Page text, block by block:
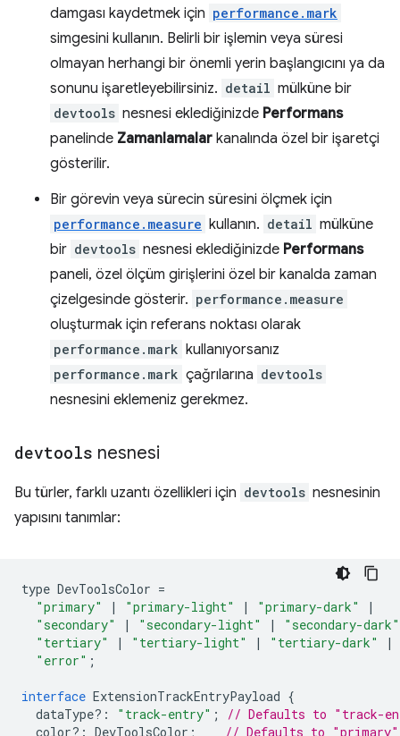
damgası kaydetmek için performance.mark
simgesini kullanın. Belirli bir işlemin veya süresi
olmayan herhangi bir önemli yerin başlangıcını ya da
sonunu işaretleyebilirsiniz. detail mülküne bir
devtools nesnesi eklediğinizde Performans
panelinde Zamanlamalar kanalında özel bir işaretçi
gösterilir.
Bir görevin veya sürecin süresini ölçmek için
performance.measure kullanın. detail mülküne
bir devtools nesnesi eklediğinizde Performans
paneli, özel ölçüm girişlerini özel bir kanalda zaman
çizelgesinde gösterir. performance.measure
oluşturmak için referans noktası olarak
performance.mark kullanıyorsanız
performance.mark çağrılarına devtools
nesnesini eklemeniz gerekmez.
devtools nesnesi
Bu türler, farklı uzantı özellikleri için devtools nesnesinin
yapısını tanımlar:
type DevToolsColor =
"primary"
| "primary-light" | "primary-dark"
|
"secondary"
| "secondary-light" |
"secondary-dark"
"tertiary"
| "tertiary-light" | "tertiary-dark"
|
"error" ;
interface ExtensionTrackEntryPayload {
dataType?: "track-entry" ;
// Defaults to "track-
color?: DevToolsColor ;
// Defaults to "primary"